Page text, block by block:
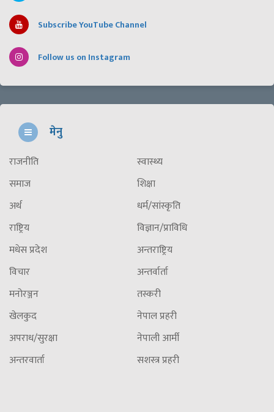
Subscribe YouTube Channel
Follow us on Instagram
मेनु
राजनीति
समाज
अर्थ
राष्ट्रिय
मधेस प्रदेश
विचार
मनोरञ्जन
खेलकुद
अपराध/सुरक्षा
अन्तरवार्ता
स्वास्थ्य
शिक्षा
धर्म/सांस्कृति
विज्ञान/प्राविधि
अन्तराष्ट्रिय
अन्तर्वार्ता
तस्करी
नेपाल प्रहरी
नेपाली आर्मी
सशस्त्र प्रहरी